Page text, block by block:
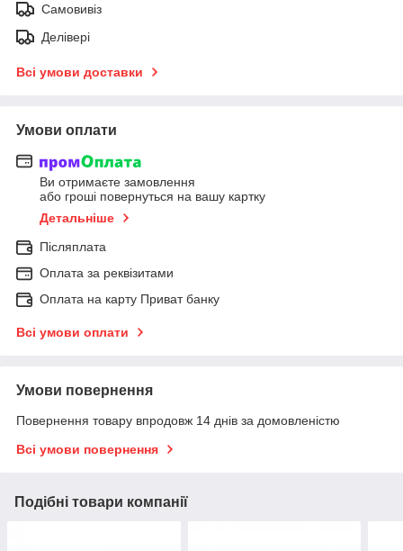
Самовивіз
Делівері
Всі умови доставки
Умови оплати
Ви отримаєте замовлення
або гроші повернуться на вашу картку
Детальніше
Післяплата
Оплата за реквізитами
Оплата на карту Приват банку
Всі умови оплати
Умови повернення
Повернення товару впродовж 14 днів за домовленістю
Всі умови повернення
Подібні товари компанії